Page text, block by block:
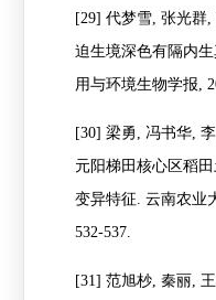
[29] 代梦雪, 张光群,
迫生境深色有隔内
用与环境生物学报 ,
[30] 梁勇 冯书华,
元阳梯田核心区稻
变异特征 云南农业
532-537.
[31] 范旭杪, 秦丽,